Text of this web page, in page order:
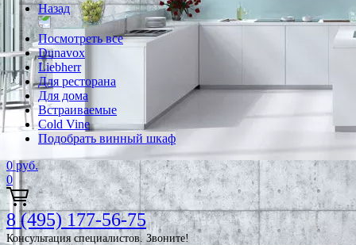
Назад
Посмотреть все
Dunavox
Liebherr
Для ресторана
Для дома
Встраиваемые
Cold Vine
Подобрать винный шкаф
0 руб.
0
8 (495) 177-56-75
Консультация специалистов. Звоните!